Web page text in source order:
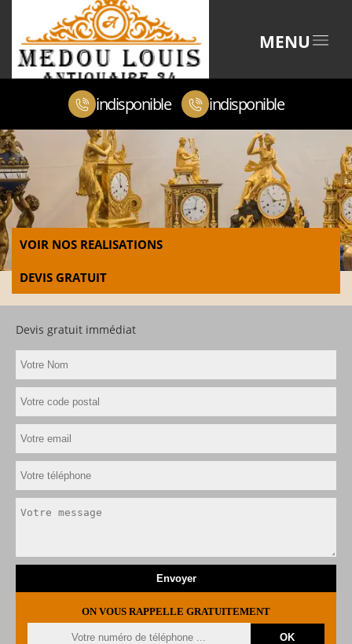
MENU
indisponible indisponible
VOIR NOS REALISATIONS
DEVIS GRATUIT
Devis gratuit immédiat
ON VOUS RAPPELLE GRATUITEMENT